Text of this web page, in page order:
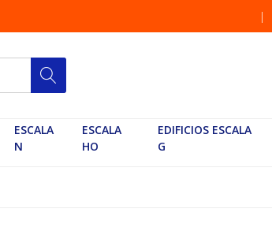
|
ESCALA
N
ESCALA
HO
EDIFICIOS ESCALA
G